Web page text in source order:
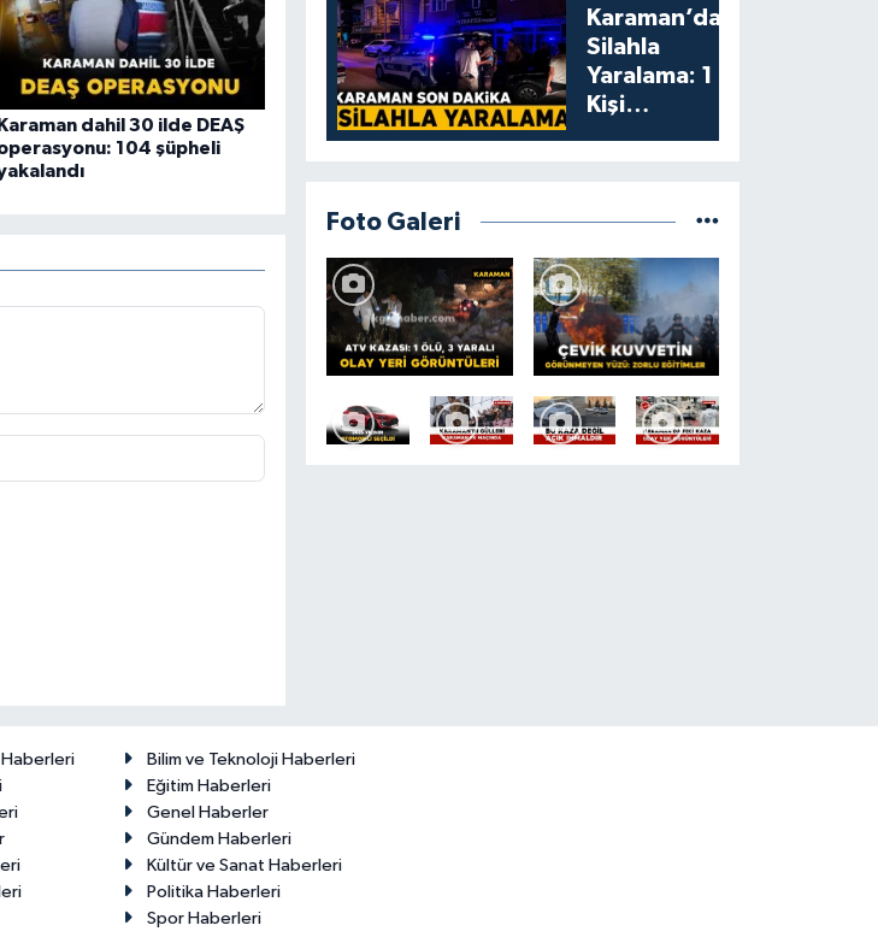
Karaman dahil 30 ilde DEAŞ
104 şüpheli
yediler,
artıklarını
kamelyada
bıraktılar
Karaman’da
Silahla
Yaralama: 1
Kişi
Foto Galeri
Haberleri
Bilim ve Teknoloji Haberleri
Eğitim Haberleri
Genel Haberler
Gündem Haberleri
Kültür ve Sanat Haberleri
Politika Haberleri
Spor Haberleri